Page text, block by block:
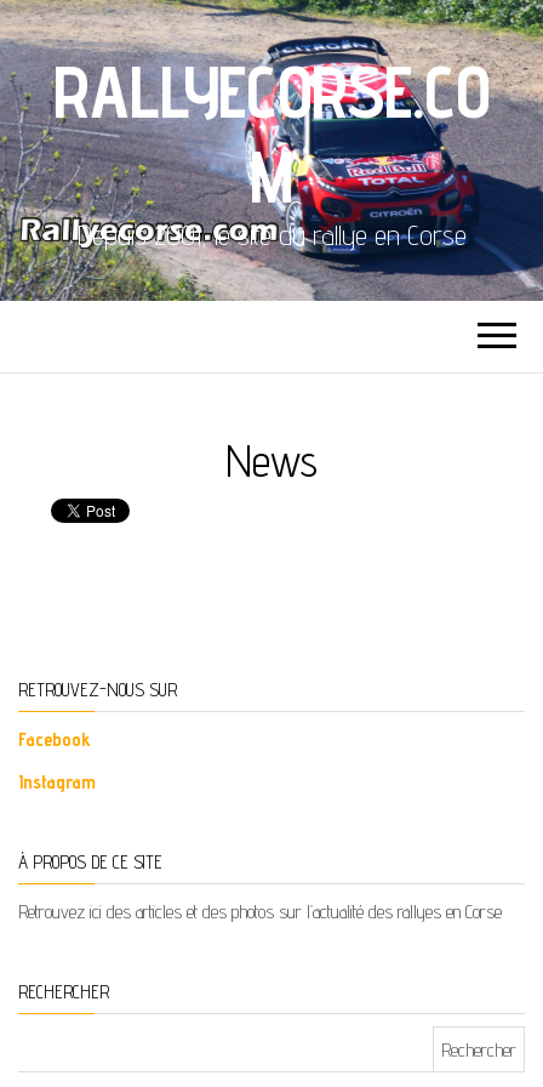
RALLYECORSE.CO
M
Depuis 2001, le site du rallye en Corse
News
RETROUVEZ-NOUS SUR
Facebook
Instagram
À PROPOS DE CE SITE
Retrouvez ici des articles et des photos sur l’actualité des rallyes en Corse
RECHERCHER